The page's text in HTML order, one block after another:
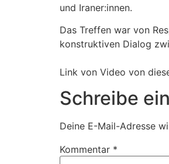
und Iraner:innen.
Das Treffen war von
konstruktiven Dialog
Link von Video von
Schreibe
Deine E-Mail-Adresse
Kommentar *